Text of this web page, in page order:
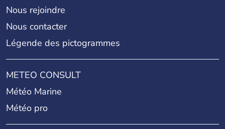
Nous rejoindre
Nous contacter
Légende des pictogrammes
METEO CONSULT
Météo Marine
Météo pro